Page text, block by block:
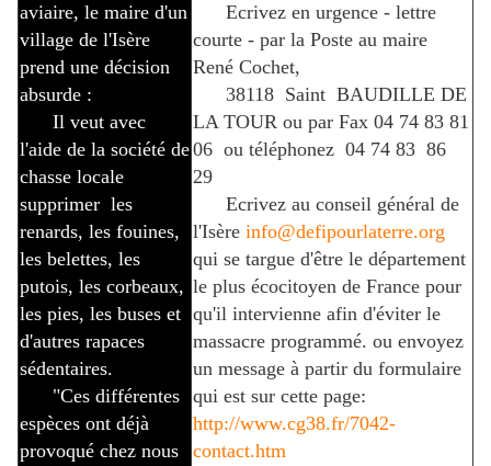
aviaire, le maire d'un
village de l'Isère
prend une décision
absurde :
Il veut avec
l'aide de la société de
chasse locale
supprimer les
renards, les fouines,
les belettes, les
putois, les corbeaux,
les pies, les buses et
d'autres rapaces
sédentaires.
"Ces différentes
espèces ont déjà
provoqué chez nous
Ecrivez en urgence - lettre
courte - par la Poste au maire
René Cochet,
38118 Saint BAUDILLE DE
LA TOUR ou par Fax 04 74 83 81
06 ou téléphonez 04 74 83 86
29
Ecrivez au conseil général de
l'Isère info@defipourlaterre.org
qui se targue d'être le département
le plus écocitoyen de France pour
qu'il intervienne afin d'éviter le
massacre programmé. ou envoyez
un message à partir du formulaire
qui est sur cette page:
http://www.cg38.fr/7042-
contact.htm